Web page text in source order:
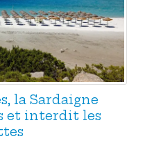
la Sardaigne
et interdit les